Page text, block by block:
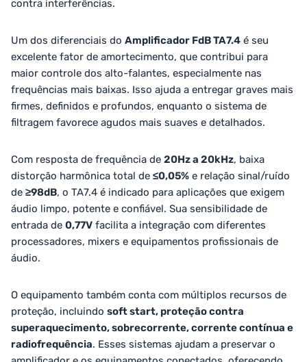
contra interferências.
Um dos diferenciais do Amplificador FdB TA7.4 é seu
excelente fator de amortecimento, que contribui para
maior controle dos alto-falantes, especialmente nas
frequências mais baixas. Isso ajuda a entregar graves mais
firmes, definidos e profundos, enquanto o sistema de
filtragem favorece agudos mais suaves e detalhados.
Com resposta de frequência de 20Hz a 20kHz, baixa
distorção harmônica total de ≤0,05% e relação sinal/ruído
de ≥98dB, o TA7.4 é indicado para aplicações que exigem
áudio limpo, potente e confiável. Sua sensibilidade de
entrada de 0,77V facilita a integração com diferentes
processadores, mixers e equipamentos profissionais de
áudio.
O equipamento também conta com múltiplos recursos de
proteção, incluindo soft start, proteção contra
superaquecimento, sobrecorrente, corrente contínua e
radiofrequência. Esses sistemas ajudam a preservar o